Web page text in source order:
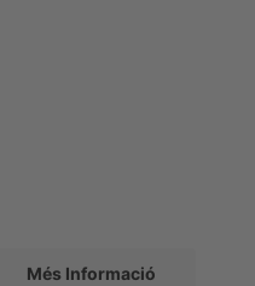
Més Informació